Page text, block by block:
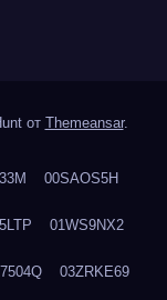
от Themeansar.
00SAOS5H
01WS9NX2
03ZRKE69